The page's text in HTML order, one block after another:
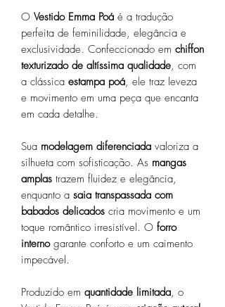
O Vestido Emma Poá é a tradução
perfeita de feminilidade, elegância e
exclusividade. Confeccionado em chiffon
texturizado de altíssima qualidade, com
a clássica estampa poá, ele traz leveza
e movimento em uma peça que encanta
em cada detalhe.
Sua modelagem diferenciada valoriza a
silhueta com sofisticação. As mangas
amplas trazem fluidez e elegância,
enquanto a saia transpassada com
babados delicados cria movimento e um
toque romântico irresistível. O forro
internogarante conforto e um caimento
impecável.
Produzido em quantidade limitada, o